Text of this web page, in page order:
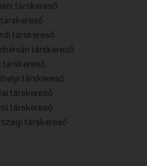
társkereső
társkereső
társkereső
társkereső
társkereső
társkereső
társkereső
társkereső